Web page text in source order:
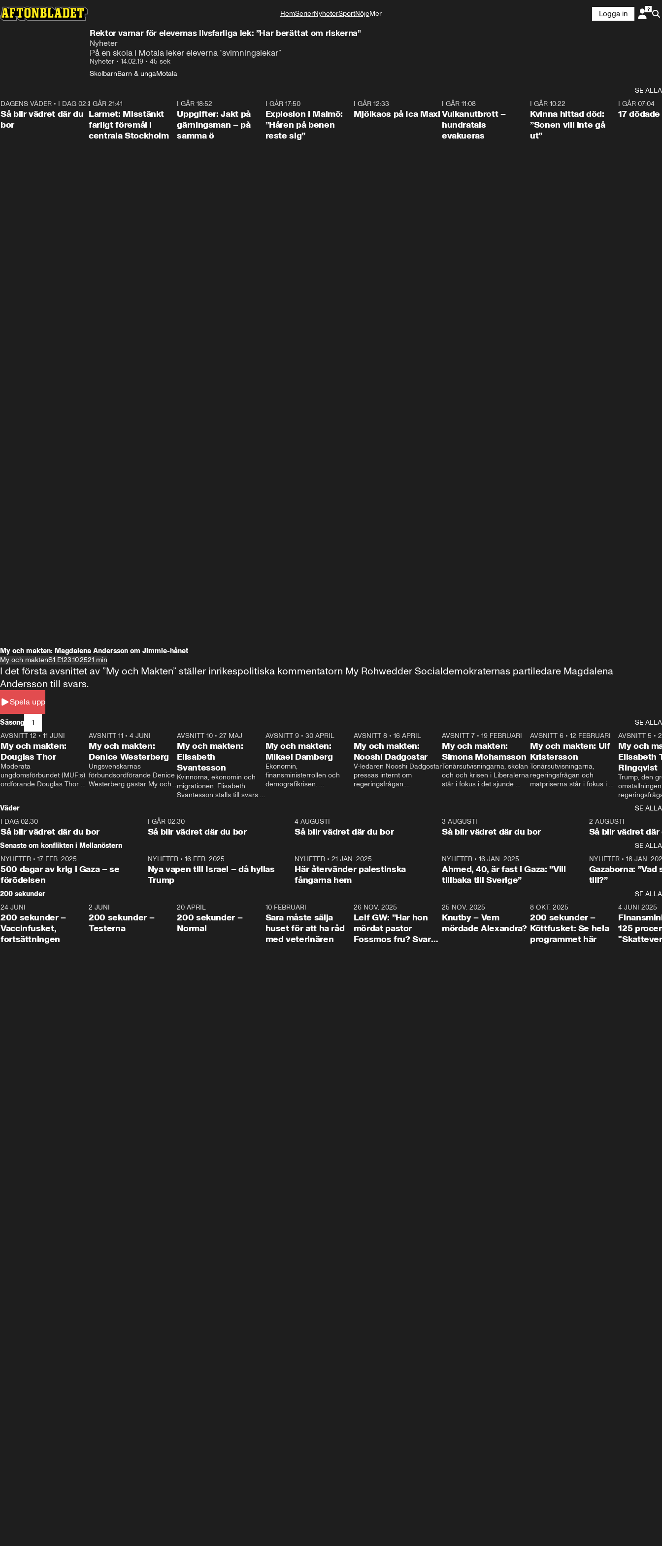
HemSerierNyheterSportNöjeMer
Livsstil
Logga in
Rektor varnar för elevernas livsfarliga lek: ”Har berättat om riskerna”
Nyheter
På en skola i Motala leker eleverna ”svimningslekar”
Nyheter • 14.02.19 • 45 sek
SkolbarnBarn & ungaMotala
SE ALLA
1:06
DAGENS VÄDER • I DAG 02:30
Så blir vädret där du
bor
I GÅR 21:41
Larmet: Misstänkt
farligt föremål i
centrala Stockholm
I GÅR 18:52
Uppgifter: Jakt på
gärningsman – på
samma ö
I GÅR 17:50
Explosion i Malmö:
”Håren på benen
reste sig”
I GÅR 12:33
Mjölkaos på Ica Maxi
I GÅR 11:08
Vulkanutbrott –
hundratals
evakueras
I GÅR 10:22
Kvinna hittad död:
”Sonen vill inte gå
ut”
I GÅR 07:04
17
My och makten: Magdalena Andersson om Jimmie-hånet
My och maktenS1 E123.10.2521 min
Spela upp
I det första avsnittet av ”My och Makten” ställer inrikespolitiska kommentatorn My Rohwedder Socialdemokraternas partiledare Magdalena
Andersson till svars.
Säsong 1
SE ALLA
26:27
AVSNITT 12 • 11 JUNI
My och makten:
Douglas Thor
Moderata
ungdomsförbundet (MUF:s)
ordförande Douglas Thor
tonårsutvisningarna och hur
Moderaterna ska locka
väljare till valet i höst.
23:40
AVSNITT 11 •4 JUNI
My och makten:
Denice Westerberg
Ungsvenskarnas
förbundsordförande Denice
Westerberg gästar My och
AVSNITT 10 •27 MAJ
My och makten:
Elisabeth
Svantesson
Kvinnorna, ekonomin och
migrationen. Elisabeth
Svantesson ställs till svars
AVSNITT 9• 30 APRIL
My och makten:
Mikael Damberg
Ekonomin,
finansministerrollen och
demografikrisen.
och Makten.
AVSNITT 8• 16 APRIL
My och makten:
Nooshi Dadgostar
V-ledaren Nooshi Dadgostar
pressas internt om
regeringsfrågan.
– Vi ställer upp i val. Ska vi
vara med så sitter vi förstås
24:30
AVSNITT 7• 19 FEBRUARI
My och makten:
Simona Mohamsson
Tonårsutvisningarna, skolan
och och krisen i Liberalerna
står i fokus i det sjunde
kommentator My
Rohwedder ställer
utbildnings- och
Mohamsson till svars.
27:30
AVSNITT 6 •12 FEBRUARI
My och makten: Ulf
Kristersson
Tonårsutvisningarna,
regeringsfrågan och
matpriserna står i fokus i
Rohwedder ställer
statsminister Ulf Kristersson
AVSNITT 5 •
My och
Elisabeth
Ringqvist
Trump, den
centrum i
avsnittet av
Makten”. Se
Aftonbladets
Rohwedder
Thand Ring
Väder
SE ALLA
I DAG 02:30
Så blir vädret där du bor
1:06
I GÅR 02:30
Så blir vädret där du bor
4 AUGUSTI
Så blir vädret där du bor
3 AUGUSTI
Så blir vädret där du bor
2 AUGUSTI
Så blir vädret där
Senaste om konflikten i Mellanöstern
SE ALLA
NYHETER • 17 FEB. 2025
500 dagar av krig i Gaza – se
förödelsen
NYHETER• 16 FEB. 2025
Nya vapen till Israel – då hyllas
Trump
NYHETER •21 JAN. 2025
Här återvänder palestinska
fångarna hem
NYHETER• 16 JAN. 2025
Ahmed, 40, är fast i Gaza: ”Vill
tillbaka till Sverige”
NYHETER• 16 JAN.
Gazaborna:
till?”
200 sekunder
SE ALLA
5:00
24 JUNI
200 sekunder –
Vaccinfusket,
fortsättningen
4:23
2 JUNI
200 sekunder –
Testerna
20 APRIL
200 sekunder –
Normal
10 FEBRUARI
Sara måste sälja
huset för att ha råd
med veterinären
26 NOV. 2025
Leif GW: ”Har hon
mördat pastor
Fossmos fru? Svar
31:05
25 NOV. 2025
Knutby – Vem
mördade Alexandra?
4:29
8 OKT. 2025
200 sekunder –
Köttfusket: Se hela
programmet här
4 JUNI 2025
125